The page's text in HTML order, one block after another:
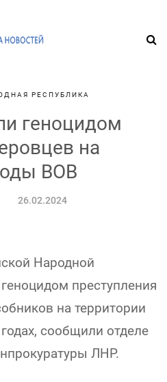
РЕСПУБЛИКА
геноцидом
на
ВОВ
26.02.2024
Народной
преступления
на территории
сообщили отделе
ЛНР.